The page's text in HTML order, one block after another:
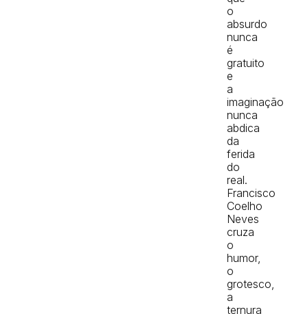
o
absurdo
nunca
é
gratuito
e
a
imaginação
nunca
abdica
da
ferida
do
real.
Francisco
Coelho
Neves
cruza
o
humor,
o
grotesco,
a
ternura